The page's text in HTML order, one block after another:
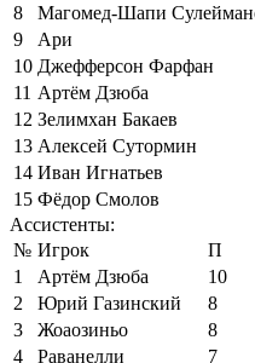
8
Магомед-Шапи
9
Ари
10 Джефферсон Фарфан
11 Артём Дзюба
12 Зелимхан Бакаев
13 Алексей Сутормин
14 Иван Игнатьев
15 Фёдор Смолов
Ассистенты:
№ Игрок
П
1
Артём Дзюба
10
2
Юрий Газинский
8
3
Жоаозиньо
8
4
Раванелли
7